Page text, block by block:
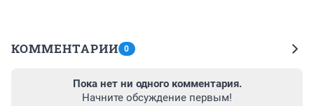
КОММЕНТАРИИ 0
Пока нет ни одного комментария.
Начните обсуждение первым!